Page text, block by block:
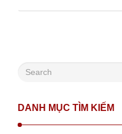
DANH MỤC TÌM KIẾM